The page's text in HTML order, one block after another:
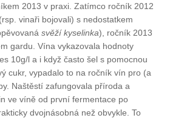
2013 v praxi. Zatímco ročník 2012
vinaři bojovali) s nedostatkem
svěží kyselinka), ročník 2013
gardu. Vína vykazovala hodnoty
10g/l a i když často šel s pomocnou
cukr, vypadalo to na ročník vín pro (a
Naštěstí zafungovala příroda a
ve víně od první fermentace po
dvojnásobná než obvykle. To